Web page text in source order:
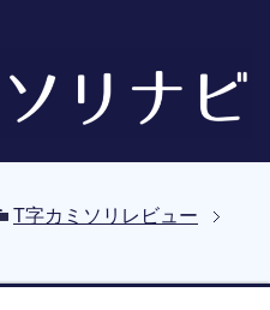
T字カミソリレビュー